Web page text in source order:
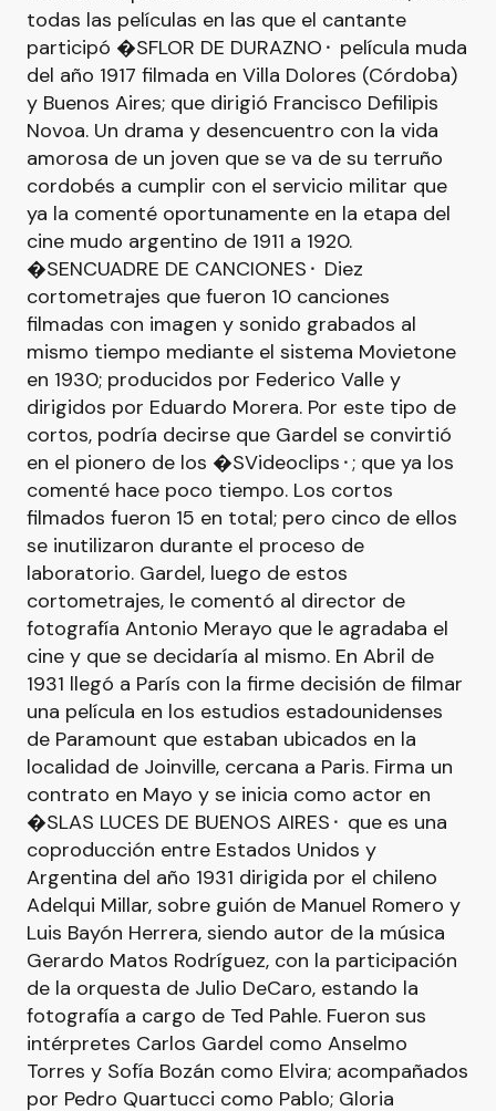
todas las películas en las que el cantante
participó �SFLOR DE DURAZNO⬝ película muda
del año 1917 filmada en Villa Dolores (Córdoba)
y Buenos Aires; que dirigió Francisco Defilipis
Novoa. Un drama y desencuentro con la vida
amorosa de un joven que se va de su terruño
cordobés a cumplir con el servicio militar que
ya la comenté oportunamente en la etapa del
cine mudo argentino de 1911 a 1920.
�SENCUADRE DE CANCIONES⬝ Diez
cortometrajes que fueron 10 canciones
filmadas con imagen y sonido grabados al
mismo tiempo mediante el sistema Movietone
en 1930; producidos por Federico Valle y
dirigidos por Eduardo Morera. Por este tipo de
cortos, podría decirse que Gardel se convirtió
en el pionero de los �SVideoclips⬝; que ya los
comenté hace poco tiempo. Los cortos
filmados fueron 15 en total; pero cinco de ellos
se inutilizaron durante el proceso de
laboratorio. Gardel, luego de estos
cortometrajes, le comentó al director de
fotografía Antonio Merayo que le agradaba el
cine y que se decidaría al mismo. En Abril de
1931 llegó a París con la firme decisión de filmar
una película en los estudios estadounidenses
de Paramount que estaban ubicados en la
localidad de Joinville, cercana a Paris. Firma un
contrato en Mayo y se inicia como actor en
�SLAS LUCES DE BUENOS AIRES⬝ que es una
coproducción entre Estados Unidos y
Argentina del año 1931 dirigida por el chileno
Adelqui Millar, sobre guión de Manuel Romero y
Luis Bayón Herrera, siendo autor de la música
Gerardo Matos Rodríguez, con la participación
de la orquesta de Julio DeCaro, estando la
fotografía a cargo de Ted Pahle. Fueron sus
intérpretes Carlos Gardel como Anselmo
Torres y Sofía Bozán como Elvira; acompañados
por Pedro Quartucci como Pablo; Gloria